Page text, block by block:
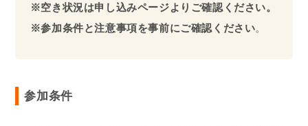
※空き状況は申し込みページよりご確認ください。
※参加条件と注意事項を事前にご確認ください。
参加条件